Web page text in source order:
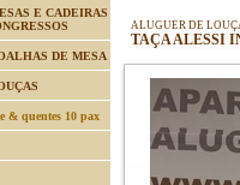
E CADEIRAS
DE MESA
& quentes 10 pax
ALUGUER DE
TAÇA ALESSI